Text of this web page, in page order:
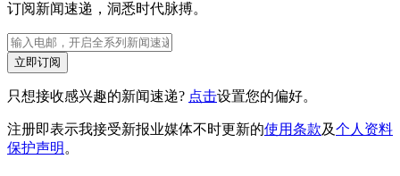
订阅新闻速递，洞悉时代脉搏。
立即订阅
只想接收感兴趣的新闻速递? 点击设置您的偏好。
注册即表示我接受新报业媒体不时更新的使用条款及个人资料
保护声明 。